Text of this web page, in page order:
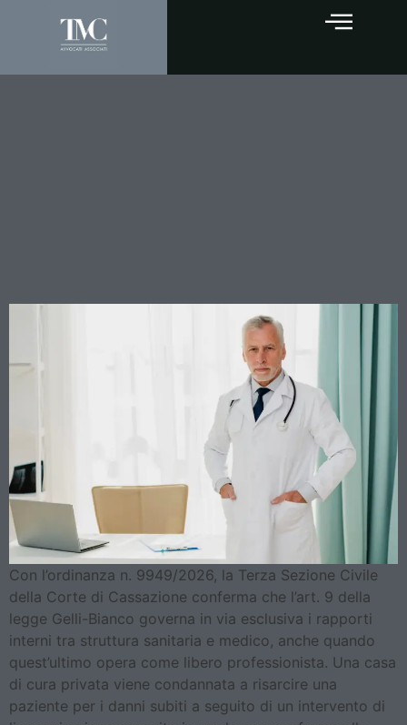
Con l’ordinanza n. 9949/2026, la Terza Sezione Civile
della Corte di Cassazione conferma che l’art. 9 della
legge Gelli-Bianco governa in via esclusiva i rapporti
interni tra struttura sanitaria e medico, anche quando
quest’ultimo opera come libero professionista. Una casa
di cura privata viene condannata a risarcire una
paziente per i danni subiti a seguito di un intervento di